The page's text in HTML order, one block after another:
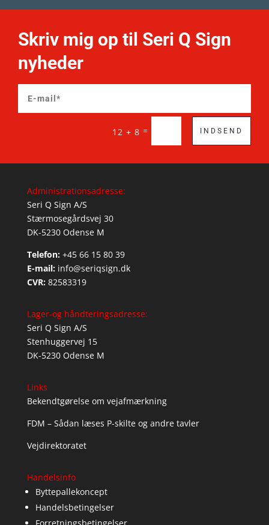
Skriv mig op til Seri Q Sign
nyheder
12 + 8 = INDSEND
Administrationsadresse:
Seri Q Sign A/S
Stærmosegårdsvej 30
DK-5230 Odense M
Telefon: +45 66 15 80 39
E-mail: info@seriqsign.dk
CVR: 82583319
Lager-og håndteringsadresse:
Seri Q Sign A/S
Stenhuggervej 15
DK-5230 Odense M
Links
Bekendtgørelse om vejafmærkning
FDM – Sådan læses P-skilte og andre tavler
Vejdirektoratet
Handelsinfo
Byttepallekoncept
Handelsbetingelser